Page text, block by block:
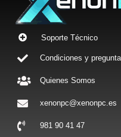
Soporte Técnico
Condiciones y
Quienes Somos
xenonpc@xenonpc.es
981 90 41 47